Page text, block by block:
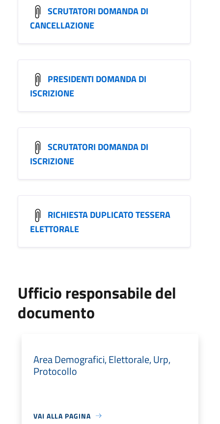
SCRUTATORI DOMANDA DI
CANCELLAZIONE
PRESIDENTI DOMANDA DI
ISCRIZIONE
SCRUTATORI DOMANDA DI
ISCRIZIONE
RICHIESTA DUPLICATO TESSERA
ELETTORALE
Ufficio responsabile del
documento
Area Demografici, Elettorale, Urp,
Protocollo
VAI ALLA PAGINA